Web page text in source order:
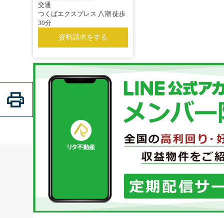
交通
つくばエクスプレス 八潮 徒歩
30分
資料請求をする